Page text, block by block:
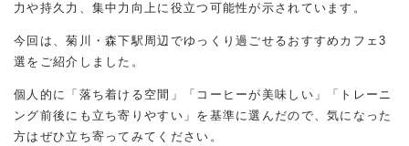
力や持久力、集中力向上に役立つ可能性が示されています。
今回は、菊川・森下駅周辺でゆっくり過ごせるおすすめカフェ3
選をご紹介しました。
個人的に「落ち着ける空間」「コーヒーが美味しい」「トレーニ
ング前後にも立ち寄りやすい」を基準に選んだので、気になった
方はぜひ立ち寄ってみてください。